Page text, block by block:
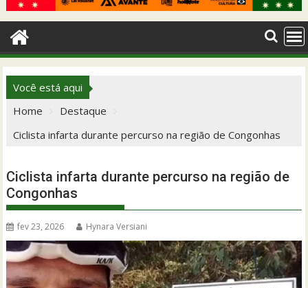
Você está aqui
Home
Destaque
Ciclista infarta durante percurso na região de Congonhas
Ciclista infarta durante percurso na região de
Congonhas
fev 23, 2026 Hynara Versiani